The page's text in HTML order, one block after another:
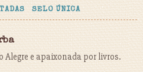
SELO ÚNICA
Alegre e apaixonada por livros.